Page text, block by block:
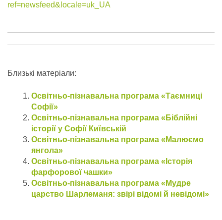
ref=newsfeed&locale=uk_UA
Близькі матеріали:
Освітньо-пізнавальна програма «Таємниці
Софії»
Освітньо-пізнавальна програма «Біблійні
історії у Софії Київській
Освітньо-пізнавальна програма «Малюємо
янгола»
Освітньо-пізнавальна програма «Історія
фарфорової чашки»
Освітньо-пізнавальна програма «Мудре
царство Шарлеманя: звірі відомі й невідомі»